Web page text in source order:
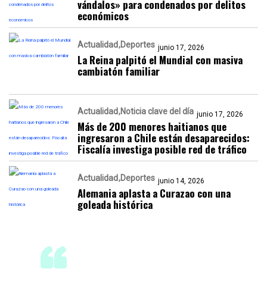
vándalos» para condenados por delitos
económicos
Actualidad Deportes junio 17, 2026
La Reina palpitó el Mundial con masiva
cambiatón familiar
Actualidad Noticia clave del día junio 17, 2026
Más de 200 menores haitianos que
ingresaron a Chile están desaparecidos:
Fiscalía investiga posible red de tráfico
Actualidad Deportes junio 14, 2026
Alemania aplasta a Curazao con una
goleada histórica